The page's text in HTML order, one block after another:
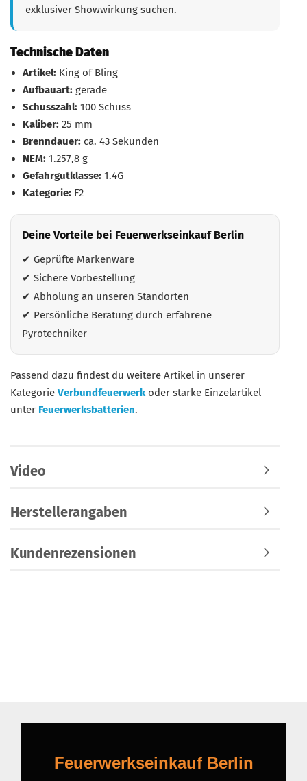
exklusiver Showwirkung suchen.
Technische Daten
Artikel: King of Bling
Aufbauart: gerade
Schusszahl: 100 Schuss
Kaliber: 25 mm
Brenndauer: ca. 43 Sekunden
NEM: 1.257,8 g
Gefahrgutklasse: 1.4G
Kategorie: F2
Deine Vorteile bei Feuerwerkseinkauf Berlin
✔ Geprüfte Markenware
✔ Sichere Vorbestellung
✔ Abholung an unseren Standorten
✔ Persönliche Beratung durch erfahrene
Pyrotechniker
Passend dazu findest du weitere Artikel in unserer
Kategorie Verbundfeuerwerkoder starke Einzelartikel
unter Feuerwerksbatterien.
Video
Herstellerangaben
Kundenrezensionen
Feuerwerkseinkauf Berlin